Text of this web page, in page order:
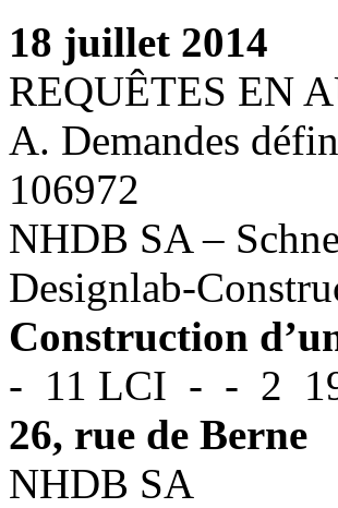
18 juillet 2014
REQUÊTES EN
A. Demandes
106972
NHDB SA –
Designlab-
Construction
- 11 LCI - - 2
26, rue de Berne
NHDB SA